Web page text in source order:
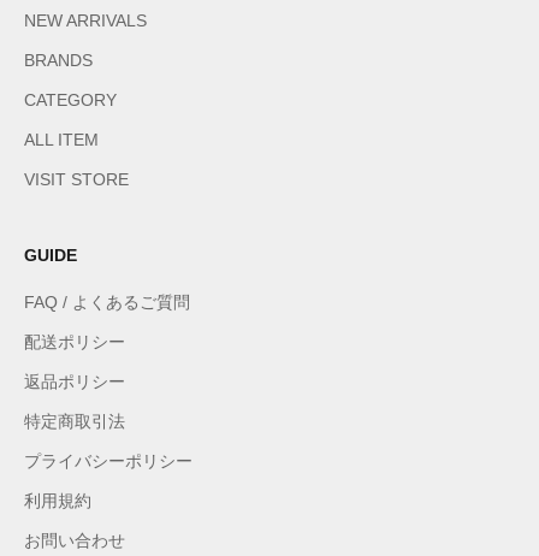
NEW ARRIVALS
BRANDS
CATEGORY
ALL ITEM
VISIT STORE
GUIDE
FAQ / よくあるご質問
配送ポリシー
返品ポリシー
特定商取引法
プライバシーポリシー
利用規約
お問い合わせ